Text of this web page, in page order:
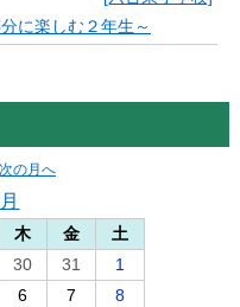
に楽しむ２年生～
次の月へ
木 金
土
30 31
1
6 7
8